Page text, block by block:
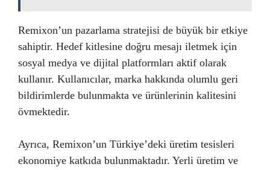
Remixon’un pazarlama stratejisi de büyük bir etkiye
sahiptir. Hedef kitlesine doğru mesajı iletmek için
sosyal medya ve dijital platformları aktif olarak
kullanır. Kullanıcılar, marka hakkında olumlu geri
bildirimlerde bulunmakta ve ürünlerinin kalitesini
övmektedir.
Ayrıca, Remixon’un Türkiye’deki üretim tesisleri
ekonomiye katkıda bulunmaktadır. Yerli üretim ve